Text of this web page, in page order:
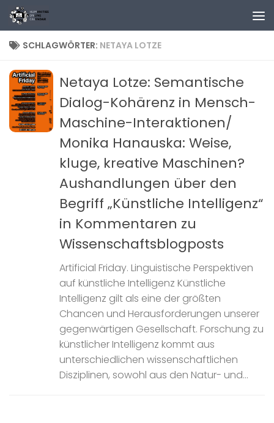
Zum Inhalt springen
SCHLAGWÖRTER: NETAYA LOTZE
Netaya Lotze: Semantische
Dialog-Kohärenz in Mensch-
Maschine-Interaktionen/
Monika Hanauska: Weise,
kluge, kreative Maschinen?
Aushandlungen über den
Begriff „Künstliche Intelligenz“
in Kommentaren zu
Wissenschaftsblogposts
Artificial Friday. Linguistische Perspektiven
auf künstliche Intelligenz Künstliche
Intelligenz gilt als eine der größten
Chancen und Herausforderungen unserer
gegenwärtigen Gesellschaft. Forschung zu
künstlicher Intelligenz kommt aus
unterschiedlichen wissenschaftlichen
Disziplinen, sowohl aus den Natur- und...